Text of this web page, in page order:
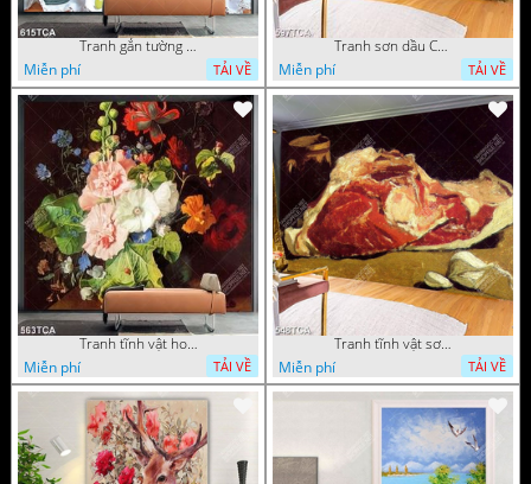
Tranh gắn tường hoa quả nghệ thuật
Miễn phí
TẢI VỀ
Tranh sơn dầu Châu Âu phong cảnh ngôi làng bên dòng sông
Miễn phí
TẢI VỀ
Tranh tĩnh vật hoa quả decor phòng khách in uv
Miễn phí
TẢI VỀ
Tranh tĩnh vật sơn dầu nước ngoài trang trí phòng bếp
Miễn phí
TẢI VỀ